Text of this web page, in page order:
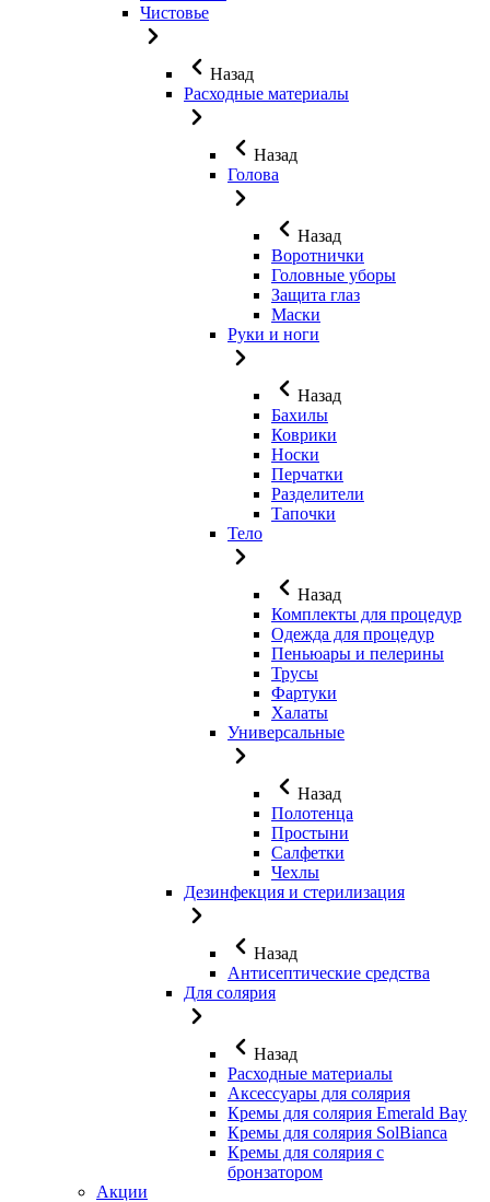
Чистовье
Назад
Расходные материалы
Назад
Голова
Назад
Воротнички
Головные уборы
Защита глаз
Маски
Руки и ноги
Назад
Бахилы
Коврики
Носки
Перчатки
Разделители
Тапочки
Тело
Назад
Комплекты для процедур
Одежда для процедур
Пеньюары и пелерины
Трусы
Фартуки
Халаты
Универсальные
Назад
Полотенца
Простыни
Салфетки
Чехлы
Дезинфекция и стерилизация
Назад
Антисептические средства
Для солярия
Назад
Расходные материалы
Аксессуары для солярия
Кремы для солярия Emerald Bay
Кремы для солярия SolBianca
Кремы для солярия с
бронзатором
Акции